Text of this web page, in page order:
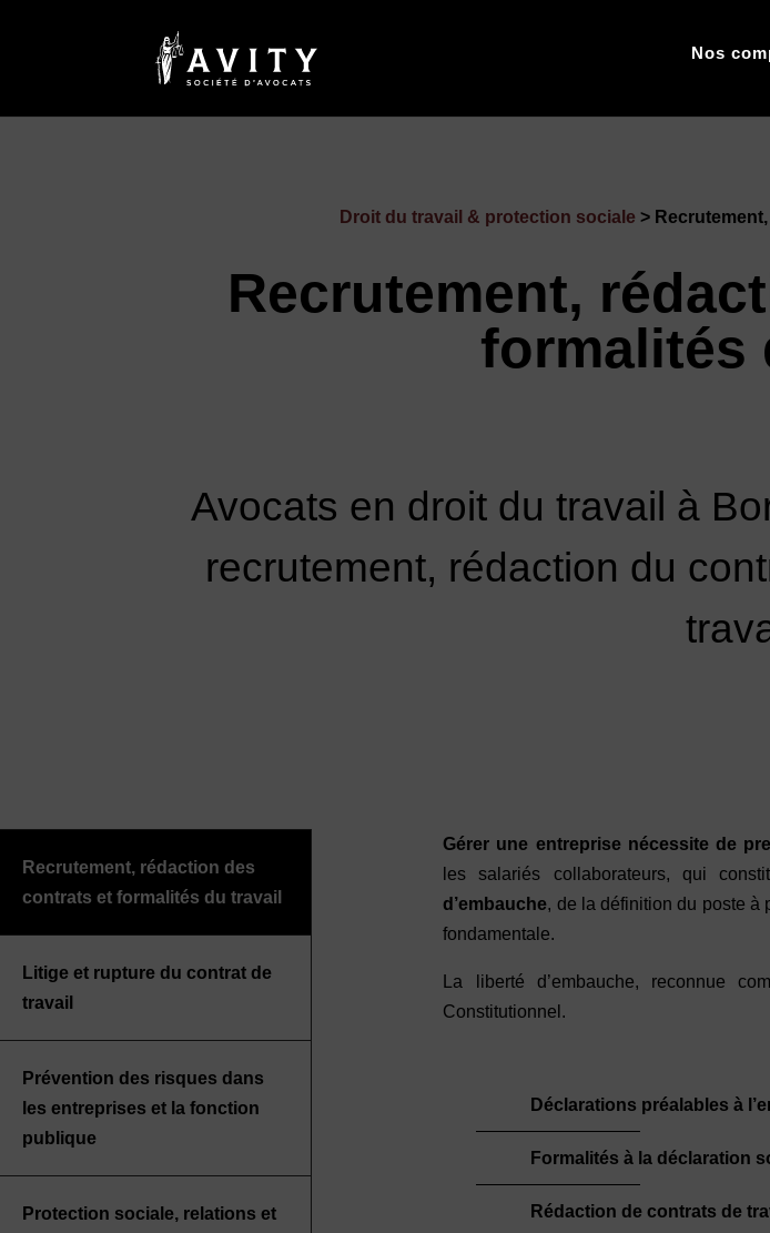
Nos
Droit du travail & protection sociale >
Recrutement,
formalités
Avocats en droit du travail à
recrutement, rédaction du
Recrutement, rédaction des
contrats et formalités du travail
Litige et rupture du contrat de
travail
Prévention des risques dans
les entreprises et la fonction
publique
Protection sociale, relations et
Gérer une entreprise nécessite de
les salariés collaborateurs, qui
d’embauche, de la définition du poste à
fondamentale.
La liberté d’embauche, reconnue
Constitutionnel.
Déclarations préalables à
Formalités à la déclaration
Rédaction de contrats de